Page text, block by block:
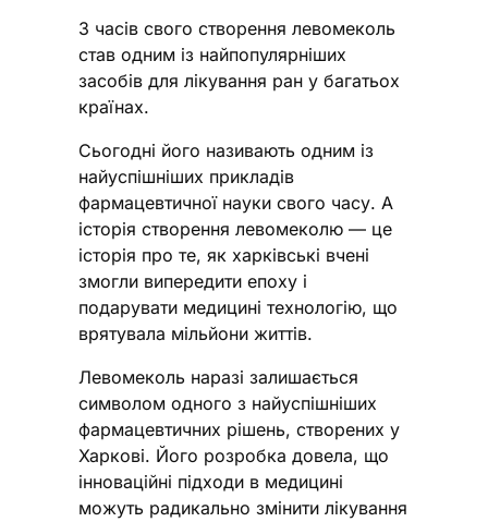
З часів свого створення левомеколь
став одним із найпопулярніших
засобів для лікування ран у багатьох
країнах.
Сьогодні його називають одним із
найуспішніших прикладів
фармацевтичної науки свого часу. А
історія створення левомеколю — це
історія про те, як харківські вчені
змогли випередити епоху і
подарувати медицині технологію, що
врятувала мільйони життів.
Левомеколь наразі залишається
символом одного з найуспішніших
фармацевтичних рішень, створених у
Харкові. Його розробка довела, що
інноваційні підходи в медицині
можуть радикально змінити лікування